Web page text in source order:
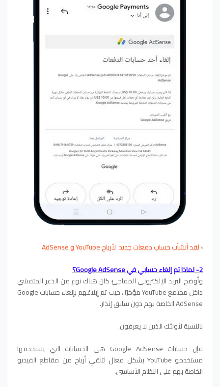
›لقد أنشأت حساب دفعات جديد لأرباح YouTube و AdSense
2- لماذا تم إلغاء حسابي في Google AdSense؟
وأوضح البريد الإلكتروني المفاجئ كان هناك نوع من الذعر المتفشي
داخل مجتمع YouTube مؤخرًا ، حيث تم إبلاغهم بإلغاء حسابات Google
AdSense الخاصة بهم دون سابق إنذار.
بالنسبة لأولئك الذين لا يعرفون.
فإن حسابات Google AdSense هي الحسابات التي يستخدمها
مستخدمو YouTube بشكل فعال لتلقي أرباح من مقاطع الفيديو
الخاصة بهم على النظام الأساسي.